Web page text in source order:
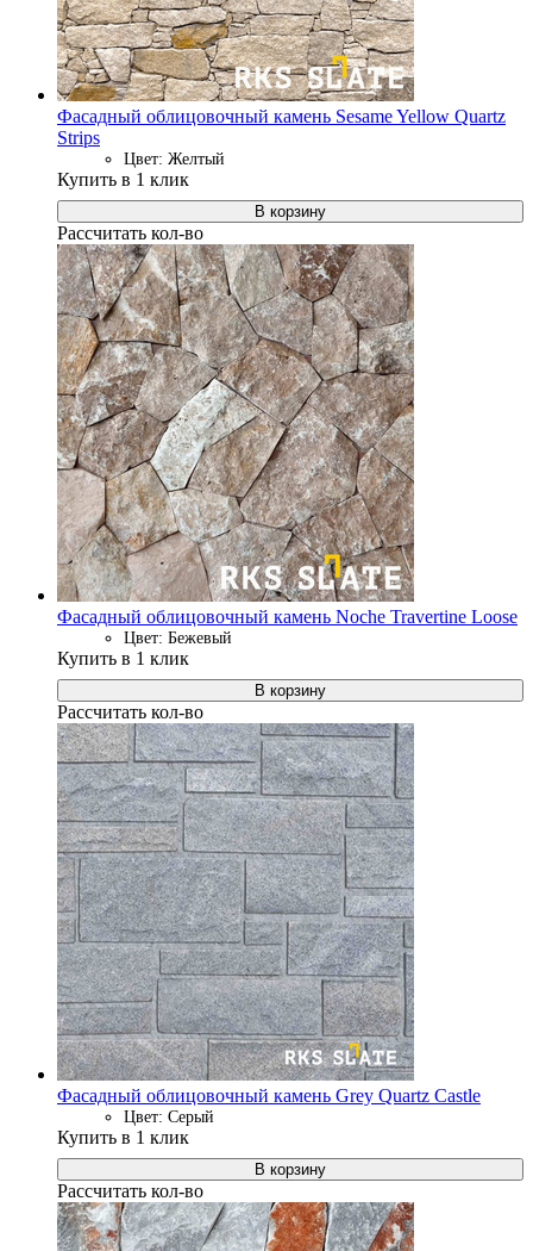
Фасадный облицовочный камень Sesame Yellow Quartz
Strips
Цвет: Желтый
Купить в 1 клик
В корзину
Рассчитать кол-во
Фасадный облицовочный камень Noche Travertine Loose
Цвет: Бежевый
Купить в 1 клик
В корзину
Рассчитать кол-во
Фасадный облицовочный камень Grey Quartz Castle
Цвет: Серый
Купить в 1 клик
В корзину
Рассчитать кол-во